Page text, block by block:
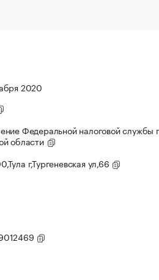
2020
Федеральной налоговой службы
области
г,Тургеневская ул,66